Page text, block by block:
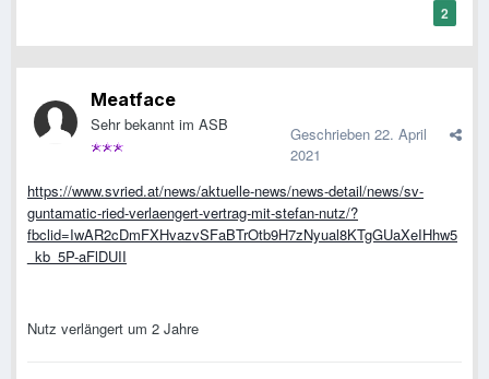
2
Meatface
Sehr bekannt im ASB Geschrieben 22. April
2021
https://www.svried.at/news/aktuelle-news/news-detail/news/sv-
guntamatic-ried-verlaengert-vertrag-mit-stefan-nutz/?
fbclid=IwAR2cDmFXHvazvSFaBTrOtb9H7zNyual8KTgGUaXeIHhw5
_kb_5P-aFlDUII
Nutz verlängert um 2 Jahre